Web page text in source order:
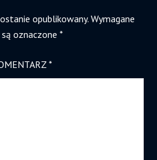
opublikowany. Wymagane
oznaczone *
*